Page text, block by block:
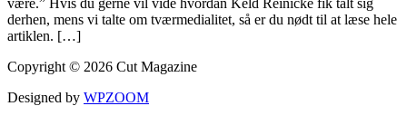
være.” Hvis du gerne vil vide hvordan Keld Reinicke fik talt sig
derhen, mens vi talte om tværmedialitet, så er du nødt til at læse hele
artiklen. […]
Copyright © 2026 Cut Magazine
Designed by WPZOOM